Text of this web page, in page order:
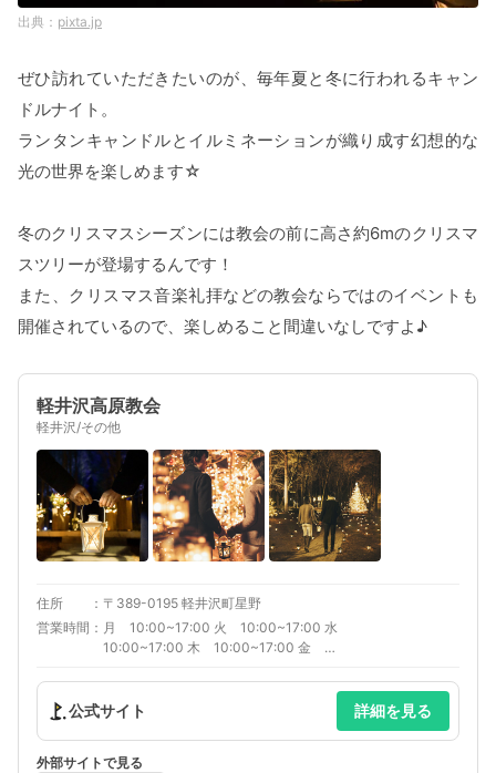
pixta.jp
ぜひ訪れていただきたいのが、毎年夏と冬に行われるキャン
ドルナイト。
ランタンキャンドルとイルミネーションが織り成す幻想的な
光の世界を楽しめます☆
冬のクリスマスシーズンには教会の前に高さ約6mのクリスマ
スツリーが登場するんです！
また、クリスマス音楽礼拝などの教会ならではのイベントも
開催されているので、楽しめること間違いなしですよ♪
軽井沢高原教会
軽井沢/その他
住所
〒389-0195 軽井沢町星野
営業時間
月 10:00~17:00 火 10:00~17:00 水
10:00~17:00 木 10:00~17:00 金
10:00~17:00 見学時間 10:00~17:00
公式サイト 詳細を見る
外部サイトで見る